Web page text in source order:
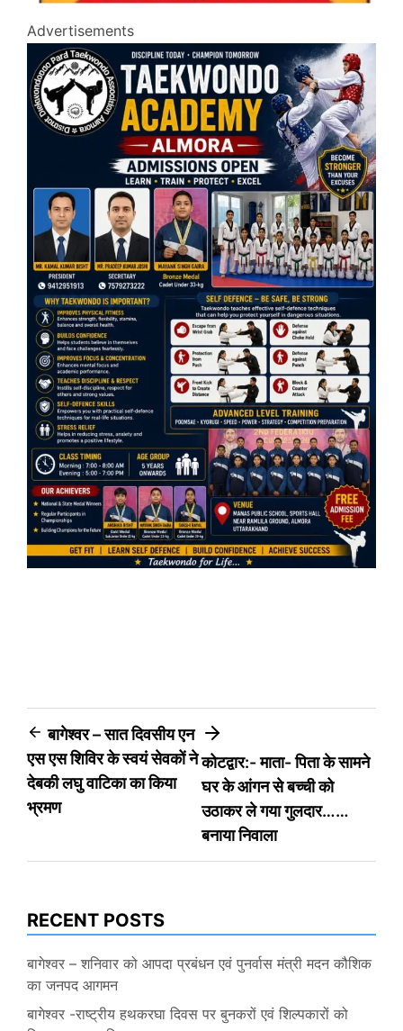
Advertisements
Post
navigation
बागेश्वर – सात दिवसीय एन
एस एस शिविर के स्वयं सेवकों ने
देबकी लघु वाटिका का किया
भ्रमण
कोटद्वार:- माता- पिता के सामने
घर के आंगन से बच्ची को
उठाकर ले गया गुलदार……
बनाया निवाला
RECENT POSTS
बागेश्वर – शनिवार को आपदा प्रबंधन एवं पुनर्वास मंत्री मदन कौशिक
का जनपद आगमन
बागेश्वर -राष्ट्रीय हथकरघा दिवस पर बुनकरों एवं शिल्पकारों को